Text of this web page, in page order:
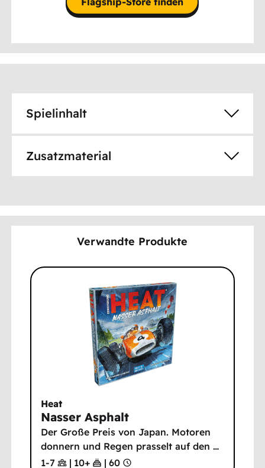
Spielinhalt
Zusatzmaterial
Verwandte Produkte
Heat
Nasser Asphalt
Der Große Preis von Japan. Motoren
donnern und Regen prasselt auf den…
1-7
| 10+ | 60